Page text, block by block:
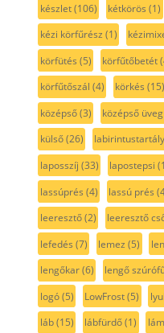
készlet(106) kétkörös (1)
kézi körfűrész (1)
körfütés (5) körfűtőbetét
körfűtőszál (4) körkés (15)
középső(3) középső üveg
külső(26) labirintustartály
laposszíj (33) lapostepsi
lassúprés (4) lassú prés
leeresztő(2) leeresztő
lefedés (7) lemez (5)
lengőkar(6) lengő
logó(5) LowFrost(5)
láb(15) lábfürdő(1)